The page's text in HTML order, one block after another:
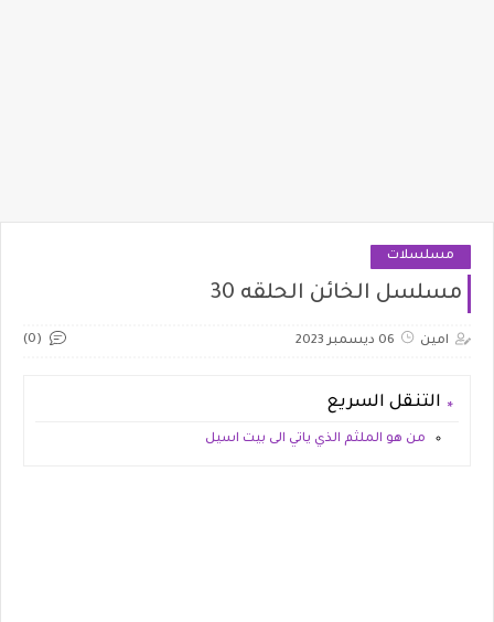
مسلسلات
مسلسل الخائن الحلقه 30
امين 06 ديسمبر 2023 (0)
التنقل السريع
من هو الملثم الذي ياتي الى بيت اسيل